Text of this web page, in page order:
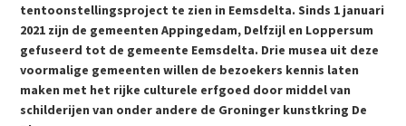
tentoonstellingsproject te zien in Eemsdelta.Sinds 1 januari
2021 zijn de gemeenten Appingedam, Delfzijl en Loppersum
gefuseerd tot de gemeente Eemsdelta. Drie musea uit deze
voormalige gemeenten willen de bezoekers kennis laten
maken met het rijke culturele erfgoed door middel van
schilderijen van onder andere de Groninger kunstkring De